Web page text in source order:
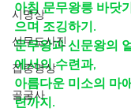
시명상
선무도사진
집중명상
골굴사
아침 문무왕릉 바닷
으며 조깅하기.
문무왕과 신문왕의
에서의 수련과,
아름다운 미소의 마
련까지.